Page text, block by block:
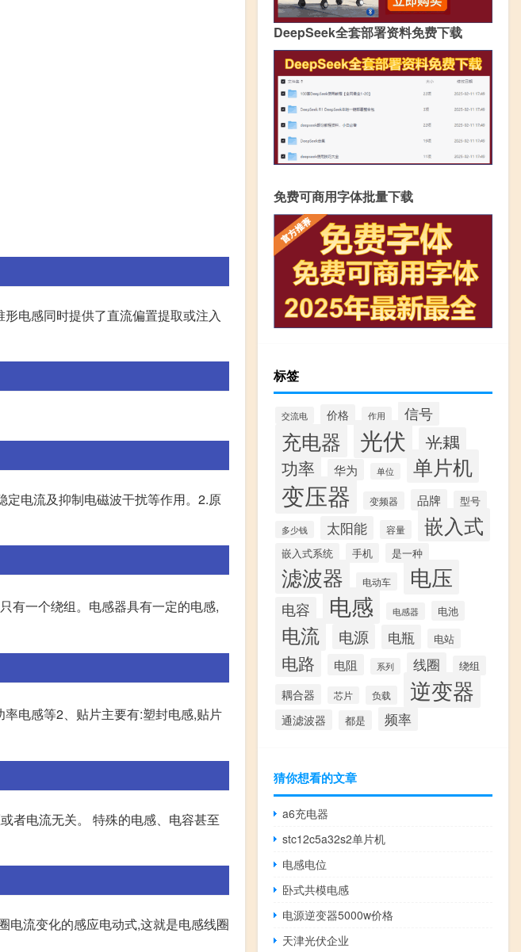
电感同时提供了直流偏置提取或注入
定电流及抑制电磁波干扰等作用。2.原
有一个绕组。电感器具有一定的电感,
率电感等2、贴片主要有:塑封电感,贴片
者电流无关。 特殊的电感、电容甚至
电流变化的感应电动式,这就是电感线圈
DeepSeek全套部署资料免费下载
免费可商用字体批量下载
标签
交流电 价格 作用 信号
充电器 光伏
光耦
功率
华为 单位 单片机
变压器 变频器 品牌 型号
多少钱 太阳能 容量 嵌入式
嵌入式系统 手机 是一种
滤波器 电动车 电压
电容 电感 电感器 电池
电流 电源 电瓶 电站
电路 电阻 系列 线圈 绕组
耦合器 芯片 负载 逆变器
通滤波器 都是 频率
猜你想看的文章
a6充电器
stc12c5a32s2单片机
电感电位
卧式共模电感
电源逆变器5000w价格
天津光伏企业